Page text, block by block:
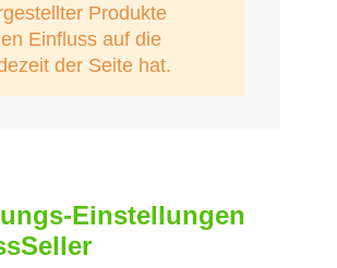
Produkte
Einfluss auf die
der Seite hat.
Einstellungen